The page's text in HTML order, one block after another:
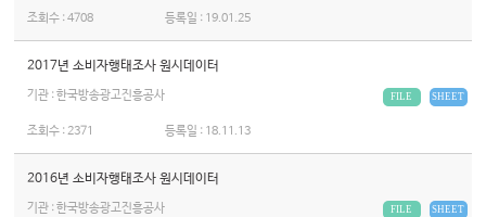
조회수 :4708 등록일 : 19.01.25
2017년 소비자행태조사 원시데이터
기관 : 한국방송광고진흥공사 SHEET
FILE
조회수 :2371 등록일 : 18.11.13
2016년 소비자행태조사 원시데이터
기관 : 한국방송광고진흥공사 SHEET
FILE